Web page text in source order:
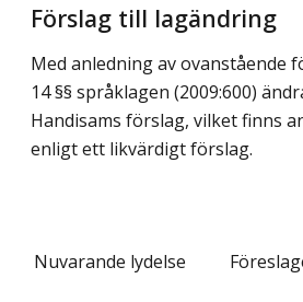
Förslag till lagändring
Med anledning av ovanstående
14 §§ språklagen (2009:600)
Handisams förslag, vilket finns
enligt ett likvärdigt förslag.
Nuvarande lydelse